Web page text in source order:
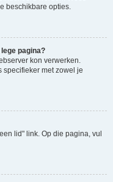
beschikbare opties.
pagina?
kon verwerken.
specifieker met zowel je
lid" link. Op die pagina, vul